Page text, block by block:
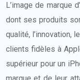
L’image de marque
dont ses produits
qualité, l’innovation,
clients fidèles à
supérieur pour un